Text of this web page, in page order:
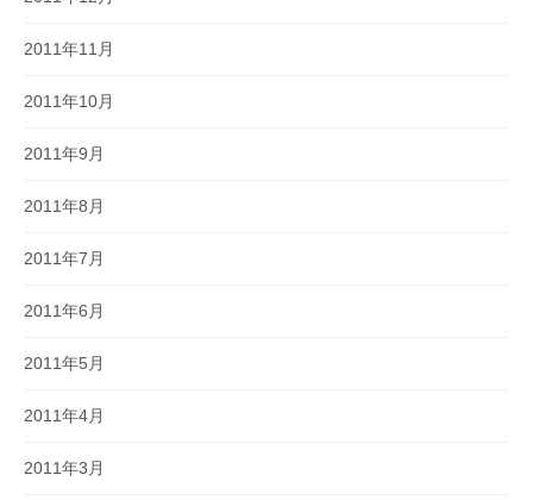
2011年11月
2011年10月
2011年9月
2011年8月
2011年7月
2011年6月
2011年5月
2011年4月
2011年3月